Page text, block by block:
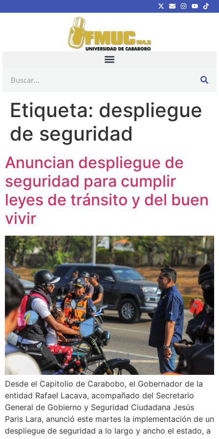
Etiqueta: despliegue
de seguridad
Anuncian despliegue de
seguridad para cumplir
leyes de tránsito y del buen
vivir
Desde el Capitolio de Carabobo, el Gobernador de la
entidad Rafael Lacava, acompañado del Secretario
General de Gobierno y Seguridad Ciudadana Jesús
Paris Lara, anunció este martes la implementación de un
despliegue de seguridad a lo largo y ancho el estado, a